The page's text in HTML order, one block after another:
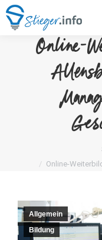
Online-
Sie befinden sich
Online-
Allgemein
Bildung